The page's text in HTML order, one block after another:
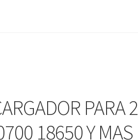
PARA 2
18650 Y MAS